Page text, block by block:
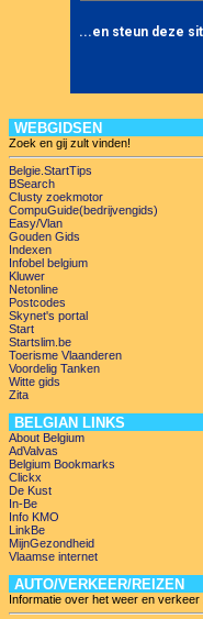
WEBGIDSEN
Zoek en gij zult vinden!
Belgie.StartTips
BSearch
Clusty zoekmotor
CompuGuide(bedrijvengids)
Easy/Vlan
Gouden Gids
Indexen
Infobel belgium
Kluwer
Netonline
Postcodes
Skynet's portal
Start
Startslim.be
Toerisme Vlaanderen
Voordelig Tanken
Witte gids
Zita
BELGIAN LINKS
About Belgium
AdValvas
Belgium Bookmarks
Clickx
De Kust
In-Be
Info KMO
LinkBe
MijnGezondheid
Vlaamse internet
AUTO/VERKEER/REIZEN
Informatie over het weer en